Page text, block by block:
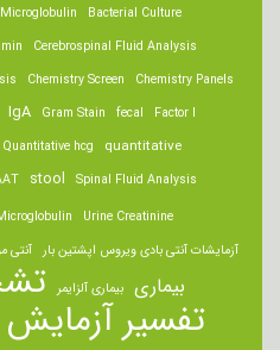
Bacterial Culture
Cerebrospinal Fluid Analysis
Chemistry Panels
Chemistry Screen
Factor I
fecal
Gram Stain
IgA
quantitative
Quantitative hcg
Spinal Fluid Analysis
stool
Urine Creatinine
آزمایشات آنتی بادی ویروس اپشتین بار آنتی
بیماری بیماری آلزایمر
تفسیر آزمایش